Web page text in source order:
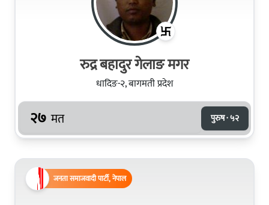
रुद्र बहादुर गेलाङ मगर
धादिङ-२, बागमती प्रदेश
२७ मत पुरुष · ५२
जनता समाजवादी पार्टी, नेपाल